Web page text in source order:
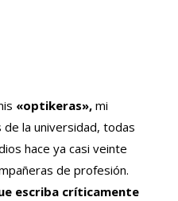
«optikeras»,mi
la universidad, todas
hace ya casi veinte
de profesión.
escriba críticamente